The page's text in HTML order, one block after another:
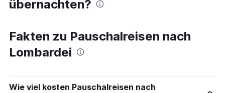
übernachten?
Fakten zu Pauschalreisen nach
Lombardei
Wie viel kosten Pauschalreisen nach